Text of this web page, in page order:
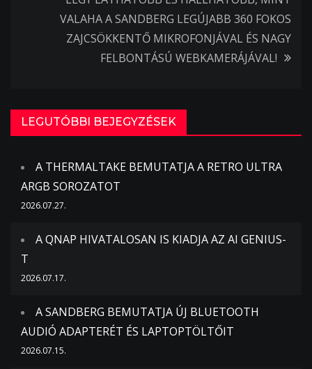
VALAHA A SANDBERG LEGÚJABB 360 FOKOS
ZAJCSÖKKENTŐ MIKROFONJÁVAL ÉS NAGY
FELBONTÁSÚ WEBKAMERÁJÁVAL!
LEGUTÓBBI BEJEGYZÉSEK
A THERMALTAKE BEMUTATJA A RETRO ULTRA
ARGB SOROZATOT
2026.07.27.
A QNAP HIVATALOSAN IS KIADJA AZ AI GENIUS-
T
2026.07.17.
A SANDBERG BEMUTATJA ÚJ BLUETOOTH
AUDIÓ ADAPTERÉT ÉS LAPTOPTÖLTŐIT
2026.07.15.